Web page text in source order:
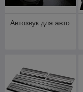
Автозвук для авто